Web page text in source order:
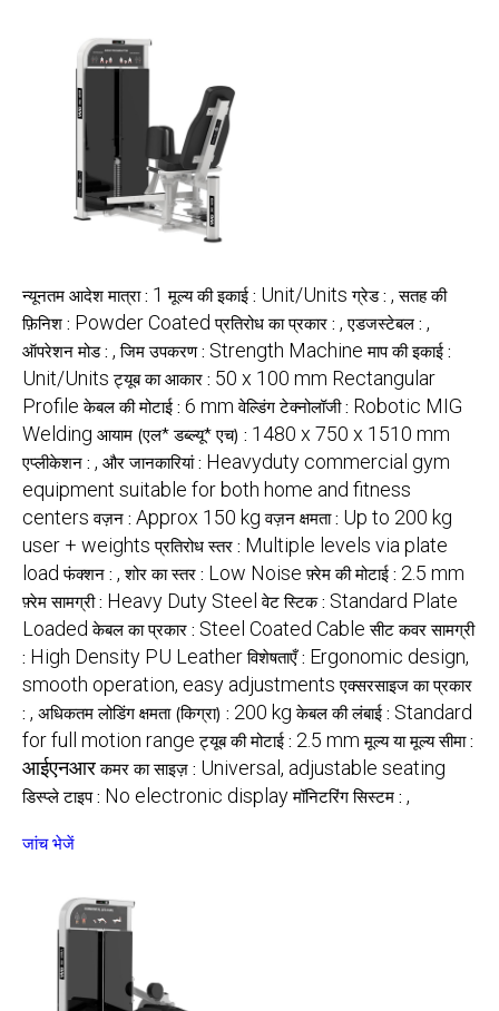
न्यूनतम आदेश मात्रा : 1 मूल्य की इकाई : Unit/Units ग्रेड : , सतह की
फ़िनिश : Powder Coated प्रतिरोध का प्रकार : , एडजस्टेबल : ,
ऑपरेशन मोड : , जिम उपकरण : Strength Machine माप की इकाई :
Unit/Units ट्यूब का आकार : 50 x 100 mm Rectangular
Profile केबल की मोटाई : 6 mm वेल्डिंग टेक्नोलॉजी : Robotic MIG
Welding आयाम (एल* डब्ल्यू* एच) : 1480 x 750 x 1510 mm
एप्लीकेशन : , और जानकारियां : Heavyduty commercial gym
equipment suitable for both home and fitness
centers वज़न : Approx 150 kg वज़न क्षमता : Up to 200 kg
user + weights प्रतिरोध स्तर : Multiple levels via plate
load फंक्शन : , शोर का स्तर : Low Noise फ़्रेम की मोटाई : 2.5 mm
फ़्रेम सामग्री : Heavy Duty Steel वेट स्टिक : Standard Plate
Loaded केबल का प्रकार : Steel Coated Cable सीट कवर सामग्री
: High Density PU Leather विशेषताएँ : Ergonomic design,
smooth operation, easy adjustments एक्सरसाइज का प्रकार
: , अधिकतम लोडिंग क्षमता (किग्रा) : 200 kg केबल की लंबाई : Standard
for full motion range ट्यूब की मोटाई : 2.5 mm मूल्य या मूल्य सीमा :
आईएनआर कमर का साइज़ : Universal, adjustable seating
डिस्प्ले टाइप : No electronic display मॉनिटरिंग सिस्टम : ,
जांच भेजें